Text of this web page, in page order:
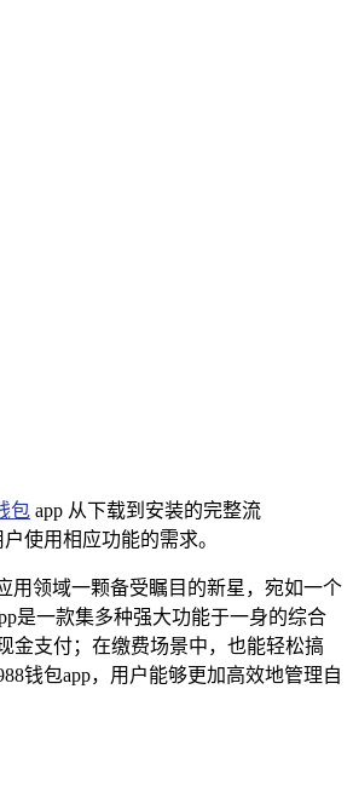
包 app 从下载到安装的完整流
使用相应功能的需求。
用领域一颗备受瞩目的新星，宛如一个
是一款集多种强大功能于一身的综合
金支付；在缴费场景中，也能轻松搞
钱包app，用户能够更加高效地管理自